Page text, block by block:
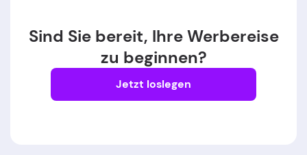
Sind Sie bereit, Ihre Werbereise
zu beginnen?
Jetzt loslegen